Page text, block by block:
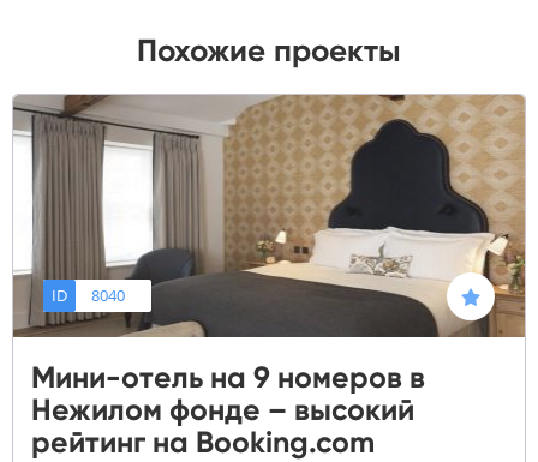
Похожие проекты
ID 8040
Мини-отель на 9 номеров в
Нежилом фонде – высокий
рейтинг на Booking.com